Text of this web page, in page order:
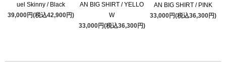
uel Skinny / Black
39,000円(税込42,900円)
AN BIG SHIRT / YELLO
W
33,000円(税込36,300円)
AN BIG SHIRT / PINK
33,000円(税込36,300円)